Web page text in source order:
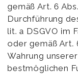
gemäß Art. 6
Durchführung
lit. a DSGVO im
oder gemäß Art.
Wahrung
bestmöglichen